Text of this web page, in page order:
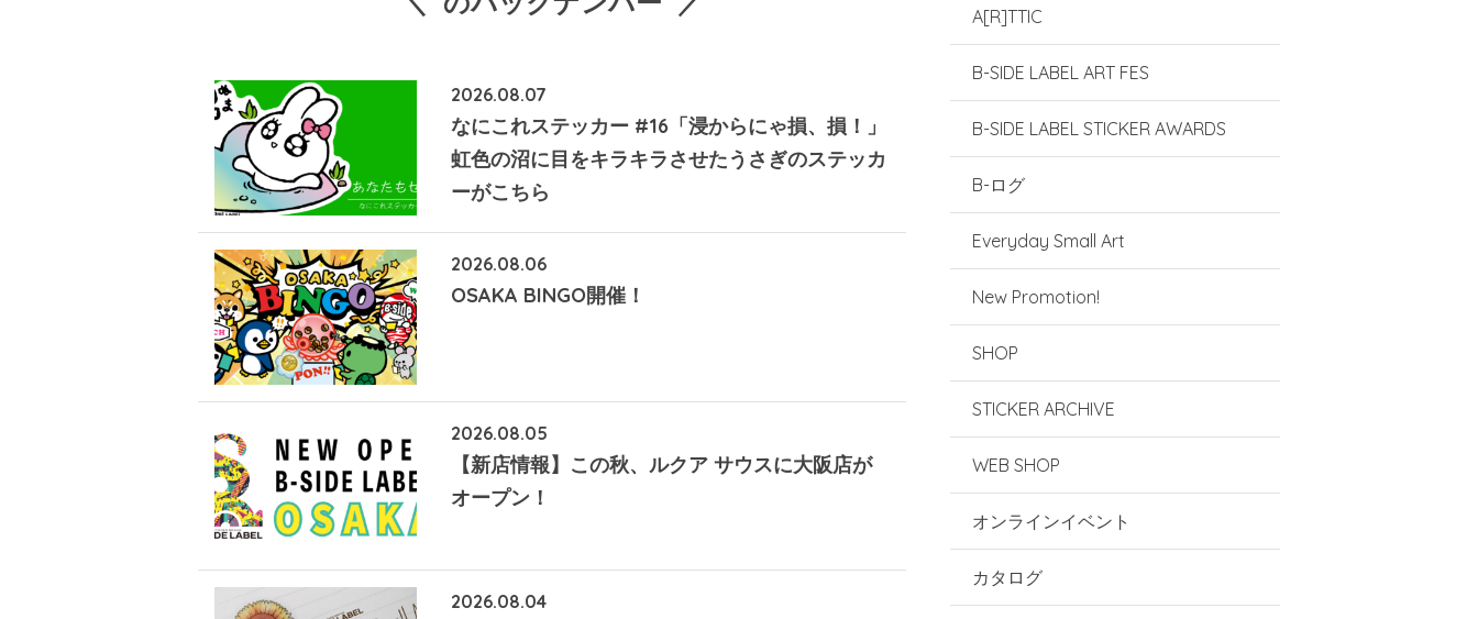
2026.08.07
なにこれステッカー #16「浸からにゃ損、損！」
虹色の沼に目をキラキラさせたうさぎのステッカ
ーがこちら
2026.08.06
OSAKA BINGO開催！
2026.08.05
【新店情報】この秋、ルクア サウスに大阪店が
オープン！
2026.08.04
A[R]TTIC
B-SIDE LABEL ART FES
B-SIDE LABEL STICKER AWARDS
B-ログ
Everyday Small Art
New Promotion!
SHOP
STICKER ARCHIVE
WEB SHOP
オンラインイベント
カタログ